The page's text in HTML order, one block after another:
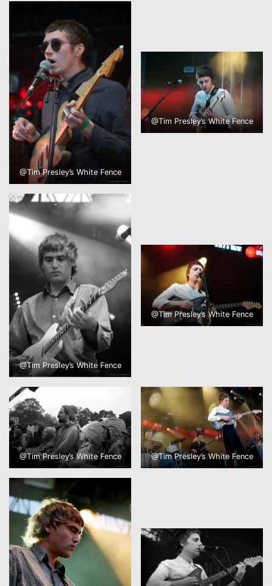
@Tim Presley’s White Fence
@Tim Presley’s White Fence
@Tim Presley’s White Fence
@Tim Presley’s White Fence
@Tim Presley’s White Fence @Tim Presley’s White Fence